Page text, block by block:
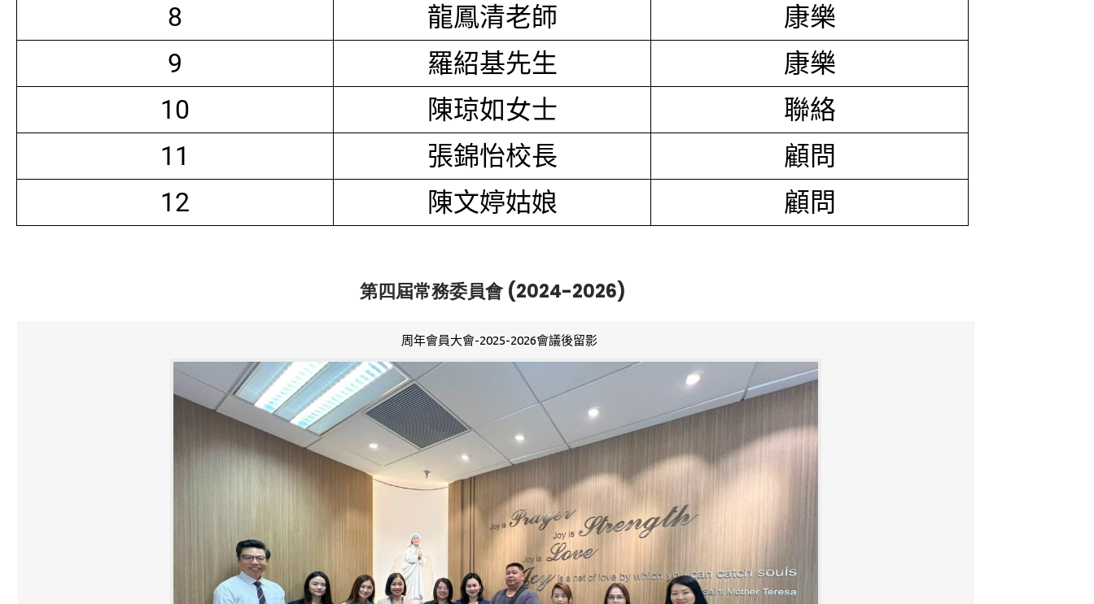
8
龍鳳清老師
康樂
9
羅紹基先生
康樂
10
陳琼如女士
聯絡
11
張錦怡校長
顧問
12
陳文婷姑娘 顧問
第四屆常務委員會 (2024-2026)
周年會員大會-2025-2026會議後留影